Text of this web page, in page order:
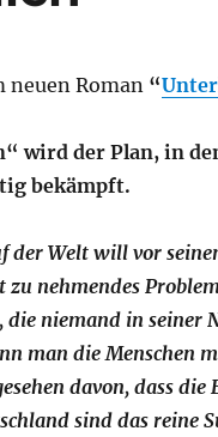
neuen Roman “
wird der Plan, in
bekämpft.
der Welt will vor
nehmendes
die niemand in seiner
man die Menschen
davon, dass die
sind das reine